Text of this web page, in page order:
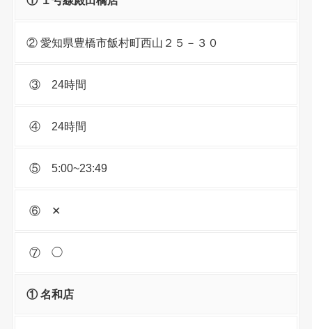
② 愛知県豊橋市飯村町西山２５－３０
③ 24時間
④ 24時間
⑤ 5:00~23:49
⑥ ✕
⑦ ◯
① 名和店